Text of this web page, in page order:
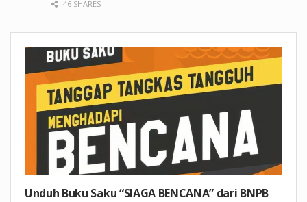
46 SHARES
Unduh Buku Saku “SIAGA BENCANA” dari BNPB